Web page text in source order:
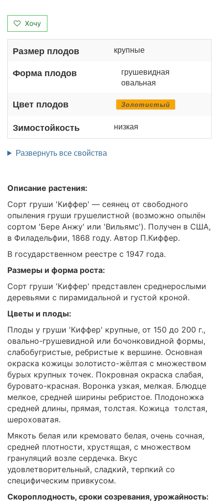
Хочу
Размер плодов крупные
Форма плодов
грушевидная
овальная
Цвет плодов Золотистый
Зимостойкость низкая
Развернуть все свойства
Описание растения:
Сорт груши 'Киффер' — сеянец от свободного
опыления груши грушелистной (возможно опылён
сортом 'Бере Анжу' или 'Вильямс'). Получен в США,
в Филадельфии, 1868 году. Автор П.Киффер.
В государственном реестре с 1947 года.
Размеры и форма роста:
Сорт груши 'Киффер' представлен среднерослыми
деревьями с пирамидальной и густой кроной.
Цветы и плоды:
Плоды у груши 'Киффер' крупные, от 150 до 200 г.,
овально-грушевидной или бочонковидной формы,
слабобугристые, ребристые к вершине. Основная
окраска кожицы золотисто-жёлтая с множеством
бурых крупных точек. Покровная окраска слабая,
буровато-красная. Воронка узкая, мелкая. Блюдце
мелкое, средней ширины ребристое. Плодоножка
средней длины, прямая, толстая. Кожица толстая,
шероховатая.
Мякоть белая или кремовато белая, очень сочная,
средней плотности, хрустящая, с множеством
грануляций возле сердечка. Вкус
удовлетворительный, сладкий, терпкий со
специфическим привкусом.
Скороплодность, сроки созревания, урожайность: